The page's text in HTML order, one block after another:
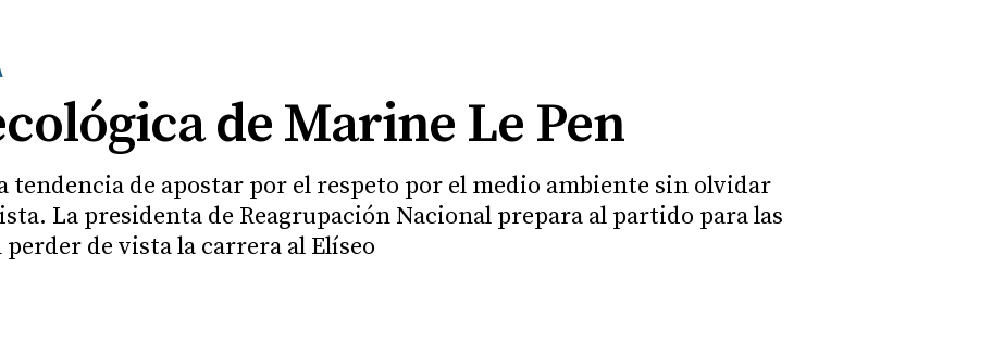
de Marine Le Pen
tendencia de apostar por el respeto por el medio ambiente sin olvidar
La presidenta de Reagrupación Nacional prepara al partido para las
de vista la carrera al Elíseo